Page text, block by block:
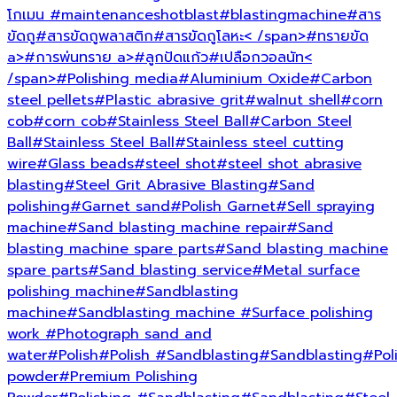
โกเมน#maintenanceshotblast#blastingmachine#สาร
ขัดถู#สารขัดถูพลาสติก#สารขัดถูโลหะ< /span>#ทรายขัด
a>#การพ่นทราย a>#ลูกปัดแก้ว#เปลือกวอลนัท<
/span>#Polishing media#Aluminium Oxide#Carbon
steel pellets#Plastic abrasive grit#walnut shell#corn
cob#corn cob#Stainless Steel Ball#Carbon Steel
Ball#Stainless Steel Ball#Stainless steel cutting
wire#Glass beads#steel shot#steel shot abrasive
blasting#Steel Grit Abrasive Blasting#Sand
polishing#Garnet sand#Polish Garnet#Sell spraying
machine#Sand blasting machine repair#Sand
blasting machine spare parts#Sand blasting machine
spare parts#Sand blasting service#Metal surface
polishing machine#Sandblasting
machine#Sandblasting machine#Surface polishing
work#Photograph sand and
water#Polish#Polish#Sandblasting#Sandblasting
powder#Premium Polishing